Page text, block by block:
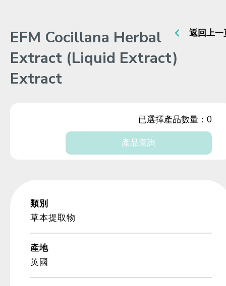
返回上一
EFM Cocillana Herbal
Extract (Liquid Extract)
Extract
已選擇產品數量： 0
產品查詢
類別
草本提取物
產地
英國